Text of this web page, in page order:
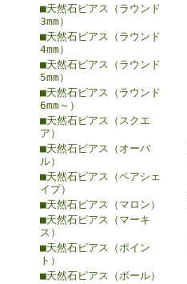
■天然石ピアス（ラウンド
3mm）
■天然石ピアス（ラウンド
4mm）
■天然石ピアス（ラウンド
5mm）
■天然石ピアス（ラウンド
6mm～）
■天然石ピアス（スクエ
ア）
■天然石ピアス（オーバ
ル）
■天然石ピアス（ペアシェ
イプ）
■天然石ピアス（マロン）
■天然石ピアス（マーキ
ス）
■天然石ピアス（ポイン
ト）
■天然石ピアス（ボール）